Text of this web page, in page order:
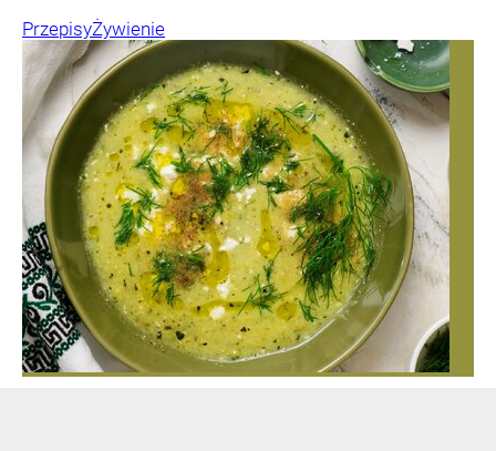
PrzepisyŻywienie